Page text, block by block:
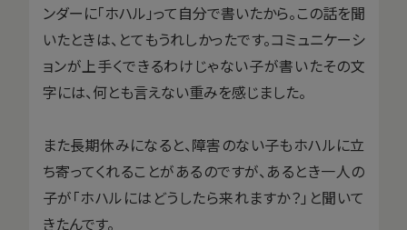
ンダーに「ホハル」って自分で書いたから。この話を聞
いたときは、とてもうれしかったです。コミュニケーシ
ョンが上手くできるわけじゃない子が書いたその文
字には、何とも言えない重みを感じました。
また長期休みになると、障害のない子もホハルに立
ち寄ってくれることがあるのですが、あるとき一人の
子が「ホハルにはどうしたら来れますか？」と聞いて
きたんです。